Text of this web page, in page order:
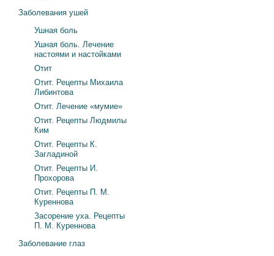
Заболевания ушей
Ушная боль
Ушная боль. Лечение
настоями и настойками
Отит
Отит. Рецепты Михаила
Либинтова
Отит. Лечение «мумие»
Отит. Рецепты Людмилы
Ким
Отит. Рецепты К.
Загладиной
Отит. Рецепты И.
Прохорова
Отит. Рецепты П. М.
Куреннова
Засорение уха. Рецепты
П. М. Куреннова
Заболевание глаз